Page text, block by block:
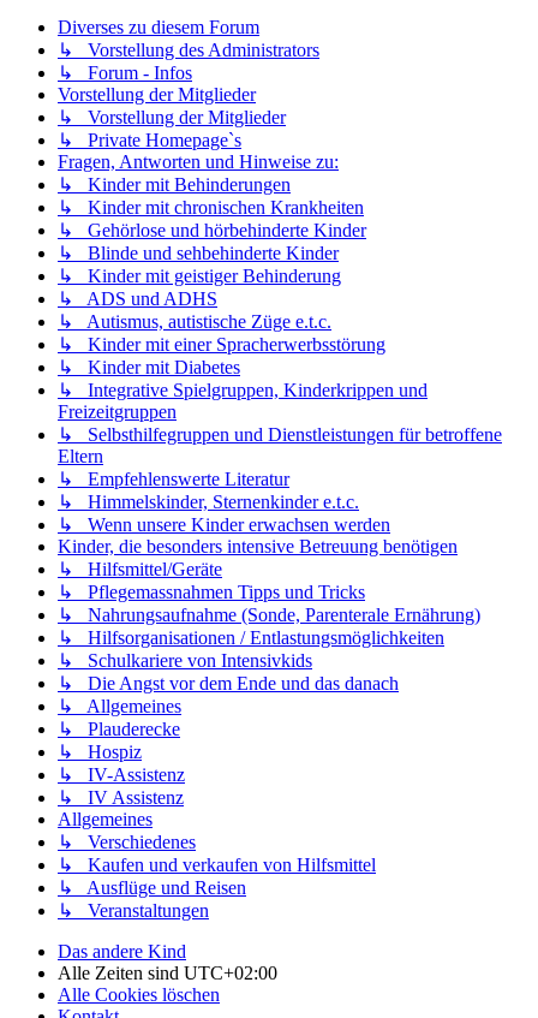
Diverses zu diesem Forum
↳ Vorstellung des Administrators
↳ Forum - Infos
Vorstellung der Mitglieder
↳ Vorstellung der Mitglieder
↳ Private Homepage`s
Fragen, Antworten und Hinweise zu:
↳ Kinder mit Behinderungen
↳ Kinder mit chronischen Krankheiten
↳ Gehörlose und hörbehinderte Kinder
↳ Blinde und sehbehinderte Kinder
↳ Kinder mit geistiger Behinderung
↳ ADS und ADHS
↳ Autismus, autistische Züge e.t.c.
↳ Kinder mit einer Spracherwerbsstörung
↳ Kinder mit Diabetes
↳ Integrative Spielgruppen, Kinderkrippen und
Freizeitgruppen
↳ Selbsthilfegruppen und Dienstleistungen für betroffene
Eltern
↳ Empfehlenswerte Literatur
↳ Himmelskinder, Sternenkinder e.t.c.
↳ Wenn unsere Kinder erwachsen werden
Kinder, die besonders intensive Betreuung benötigen
↳ Hilfsmittel/Geräte
↳ Pflegemassnahmen Tipps und Tricks
↳ Nahrungsaufnahme (Sonde, Parenterale Ernährung)
↳ Hilfsorganisationen / Entlastungsmöglichkeiten
↳ Schulkariere von Intensivkids
↳ Die Angst vor dem Ende und das danach
↳ Allgemeines
↳ Plauderecke
↳ Hospiz
↳ IV-Assistenz
↳ IV Assistenz
Allgemeines
↳ Verschiedenes
↳ Kaufen und verkaufen von Hilfsmittel
↳ Ausflüge und Reisen
↳ Veranstaltungen
Das andere Kind
Alle Zeiten sind UTC+02:00
Alle Cookies löschen